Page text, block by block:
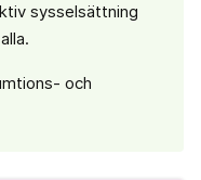
sysselsättning
och